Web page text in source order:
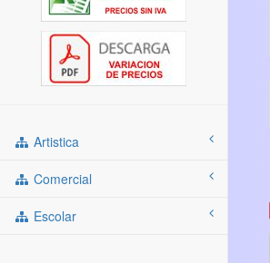
Artistica
Comercial
Escolar